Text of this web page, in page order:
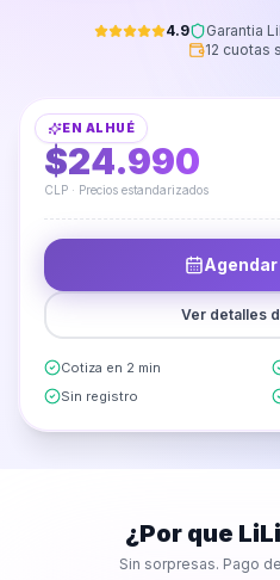
4.9 Garantia
12 cuotas
EN ALHUÉ
DESDE
$24.990
CLP · Precios estandarizados
Ver detalles
Cotiza en 2 min
Sin registro
¿Por que
Sin sorpresas. Pago